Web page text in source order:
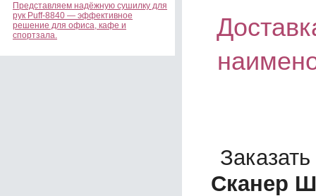
Представляем надёжную сушилку для
рук Puff-8840 — эффективное
решение для офиса, кафе и
спортзала.
Сканер